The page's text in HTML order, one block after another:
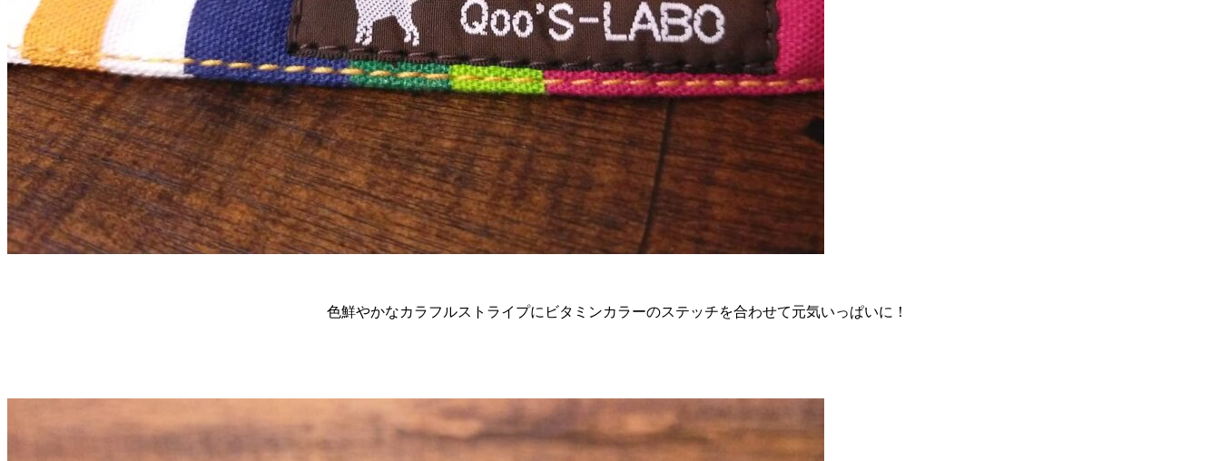
色鮮やかなカラフルストライプにビタミンカラーのステッチを合わせて元気いっぱいに！